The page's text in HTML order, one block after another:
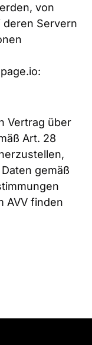
von
deren Servern
Vertrag über
Art. 28
gemäß
AVV finden